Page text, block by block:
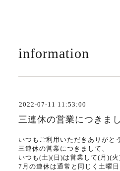
information
2022-07-11 11:53:00
三連休の営業につきま
いつもご利用いただきありがと
三連休の営業につきまして、
いつも(土)(日)は営業して(月)(
7月の連休は通常と同じく土曜